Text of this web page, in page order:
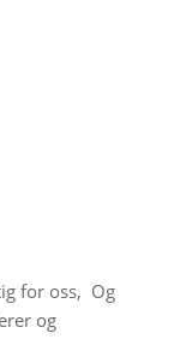
for oss, Og
og